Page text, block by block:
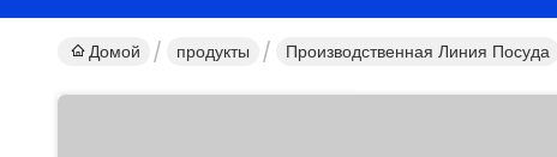
Домой продукты Производственная Линия Посуда